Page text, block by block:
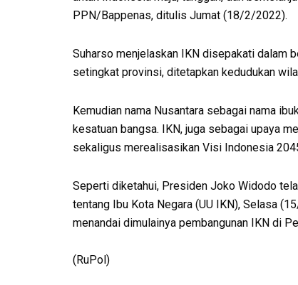
PPN/Bappenas, ditulis Jumat (18/2/2022).
Suharso menjelaskan IKN disepakati dalam
setingkat provinsi, ditetapkan kedudukan
Kemudian nama Nusantara sebagai nama
kesatuan bangsa. IKN, juga sebagai upaya
sekaligus merealisasikan Visi Indonesia
Seperti diketahui, Presiden Joko Widodo
tentang Ibu Kota Negara (UU IKN), Selasa
menandai dimulainya pembangunan IKN di
(RuPol)